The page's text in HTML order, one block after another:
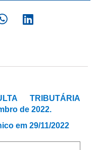
TRIBUTÁRIA
de 2022.
em 29/11/2022